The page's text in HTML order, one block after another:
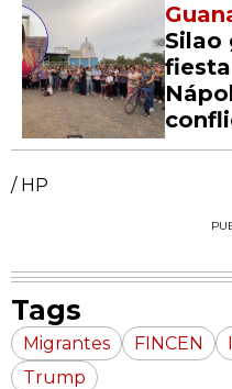
Silao
/ HP
Tags
Migrantes FINCEN
Trump